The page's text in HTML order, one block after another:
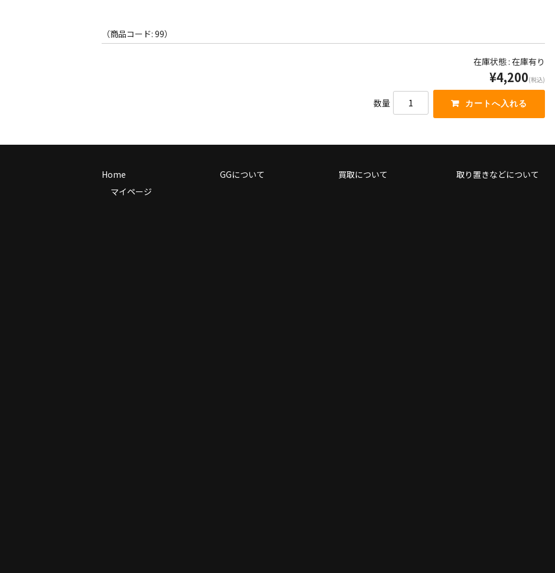
（商品コード: 99）
在庫状態 : 在庫有り
¥4,200(税込)
数量
Home
マイページ
GGについて 買取について 取り置きなどについて